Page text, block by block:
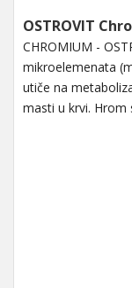
OSTROVIT
CHROMIUM -
mikroelemenata
utiče na
masti u krvi. Hrom